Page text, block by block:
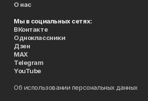
О нас
Мы в социальных сетях:
ВКонтакте
Одноклассники
Дзен
MAX
Telegram
YouTube
Об использовании персональных данных